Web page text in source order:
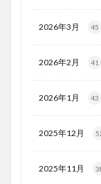
2026年3月 45
2026年2月 41
2026年1月 43
2025年12月
2025年11月